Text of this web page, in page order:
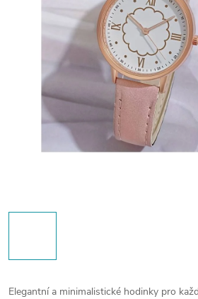
Elegantní a minimalistické hodinky pro